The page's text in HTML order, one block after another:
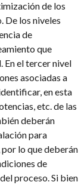
de los
De los niveles
de
que
En el tercer nivel
asociadas a
en esta
etc. de las
deberán
para
lo que deberán
de
proceso. Si bien